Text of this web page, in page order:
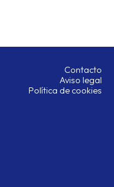
Contacto
Aviso legal
Política de cookies